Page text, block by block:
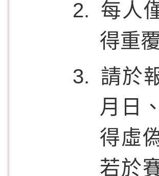
每人
得重
請於
月日
得虛
若於